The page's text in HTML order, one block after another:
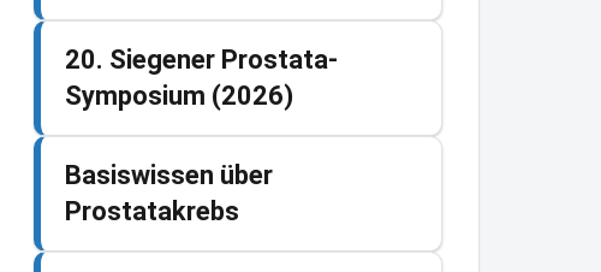
20. Siegener Prostata-
Symposium (2026)
Basiswissen über
Prostatakrebs